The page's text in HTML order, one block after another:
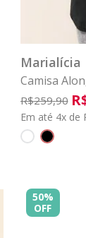
Marialícia
Camisa
Marialícia
R$259,90
Em até 4x de
50%
OFF